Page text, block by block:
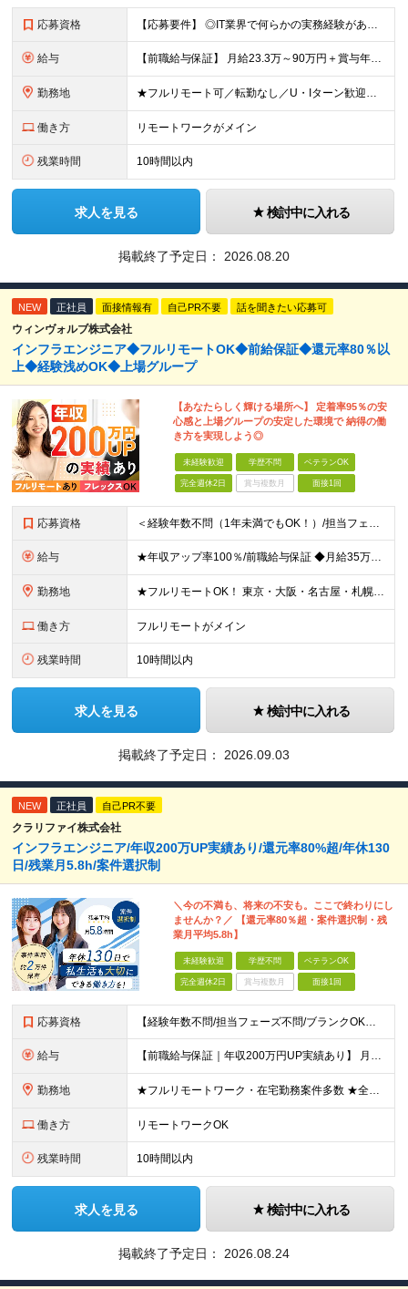
応募資格 【応募要件】 ◎IT業界で何らかの実務経験がある方 └2～3ヶ月の実務経験のある方は歓迎します！ 例）PCキッティングやモバイル通信基地局の業務経験者など インフラエンジニアとしてご経験のある方は、
給与 【前職給与保証】 月給23.3万～90万円＋賞与年2回＋インセンティブ ★年収1000万円以上の実績あり！ ※上記月給には月20～30時間分（2万9,300円～21万7,900円）の固定残業代を含み
勤務地 ★フルリモート可／転勤なし／U・Iターン歓迎★ ◎勤務地は相談の上、ご自宅近くに調整します！ 【勤務地】 本社、または東京／埼玉／千葉／神奈川／愛知／仙台のクライアント先 ◎完全在宅（フルリモート）
働き方 リモートワークがメイン
残業時間 10時間以内
求人を見る 検討中に入れる
掲載終了予定日： 2026.08.20
NEW 正社員 面接情報有 自己PR不要 話を聞きたい応募可
ウィンヴォルブ株式会社
インフラエンジニア◆フルリモートOK◆前給保証◆還元率80％以
上◆経験浅めOK◆上場グループ
【あなたらしく輝ける場所へ】 定着率95％の安
心感と上場グループの安定した環境で 納得の働
き方を実現しよう◎
未経験歓迎 学歴不問 ベテランOK
完全週休2日 賞与複数月 面接1回
応募資格 ＜経験年数不問（1年未満でもOK！）/担当フェーズ不問/ブランクOK＞ ◆開発またはインフラに携わった経験がある方（業界・経験年数不問） ◆学歴不問 ＼＼まずは気軽にご応募ください！／／ ★研修明
給与 ★年収アップ率100％/前職給与保証 ◆月給35万円～110万円＜入社時から年収200万円UP実現多数！還元率80％以上＞ ※上記は最低保証額。経験・年齢・能力などを考慮の上、優遇いたします。 ※上
勤務地 ★フルリモートOK！ 東京・大阪・名古屋・札幌・福岡の支社及び周辺のプロジェクト先（関東・関西・東海・北海道・福岡）での勤務となります。 ※勤務地はお選びいただけます ※希望されない転勤は発生しま
働き方 フルリモートがメイン
残業時間 10時間以内
求人を見る 検討中に入れる
掲載終了予定日： 2026.09.03
NEW 正社員 自己PR不要
クラリファイ株式会社
インフラエンジニア/年収200万UP実績あり/還元率80%超/年休130
日/残業月5.8h/案件選択制
＼今の不満も、将来の不安も。ここで終わりにし
ませんか？／ 【還元率80％超・案件選択制・残
業月平均5.8h】
未経験歓迎 学歴不問 ベテランOK
完全週休2日 賞与複数月 面接1回
応募資格 【経験年数不問/担当フェーズ不問/ブランクOK】 ◆何らかのインフラ経験がある方（（3ヶ月以上でOK！） ◎業種未経験歓迎！ ◎学歴不問 ◎20代～50代まで幅広く活躍中！ ◎人柄重視の採用です♪
給与 【前職給与保証｜年収200万円UP実績あり】 月給35万円～103万円 ＜年収アップ事例＞ エンジニア：入社1年目 経験3年 月給46万円（諸手当含めず）※前職から月給16万円アップ エンジニア
勤務地 ★フルリモートワーク・在宅勤務案件多数 ★全国各地にプロジェクトあり ★希望を考慮・転居を伴う転勤は無し・在宅ワークOK ★東京・大阪に加えて、2023年1月に札幌・名古屋・福岡OPEN！ 【本社
働き方 リモートワークOK
残業時間 10時間以内
求人を見る 検討中に入れる
掲載終了予定日： 2026.08.24